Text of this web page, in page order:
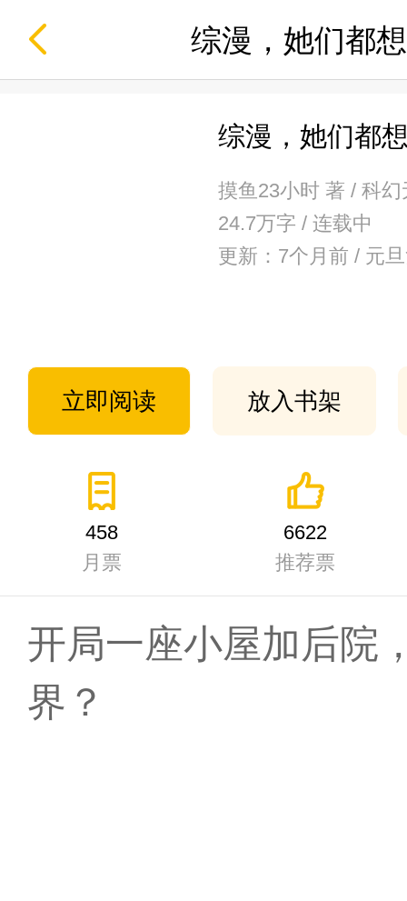
综漫，她们都
综漫，她们都
摸鱼23小时 著 / 科幻
24.7万字 / 连载中
更新：7个月前 / 元
立即阅读 放入书架
458
月票
6622
推荐票
开局一座小屋加后院
界？